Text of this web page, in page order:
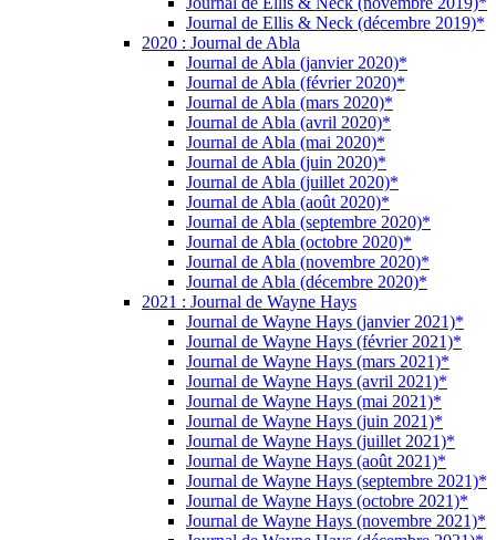
Journal de Ellis & Neck (décembre 2019)*
2020 : Journal de Abla
Journal de Abla (janvier 2020)*
Journal de Abla (février 2020)*
Journal de Abla (mars 2020)*
Journal de Abla (avril 2020)*
Journal de Abla (mai 2020)*
Journal de Abla (juin 2020)*
Journal de Abla (juillet 2020)*
Journal de Abla (août 2020)*
Journal de Abla (septembre 2020)*
Journal de Abla (octobre 2020)*
Journal de Abla (novembre 2020)*
Journal de Abla (décembre 2020)*
2021 : Journal de Wayne Hays
Journal de Wayne Hays (janvier 2021)*
Journal de Wayne Hays (février 2021)*
Journal de Wayne Hays (mars 2021)*
Journal de Wayne Hays (avril 2021)*
Journal de Wayne Hays (mai 2021)*
Journal de Wayne Hays (juin 2021)*
Journal de Wayne Hays (juillet 2021)*
Journal de Wayne Hays (août 2021)*
Journal de Wayne Hays (septembre 2021)*
Journal de Wayne Hays (octobre 2021)*
Journal de Wayne Hays (novembre 2021)*